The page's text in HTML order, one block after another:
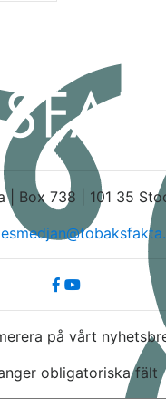
| Box 738 | 101 35
på vårt
obligatoriska fält